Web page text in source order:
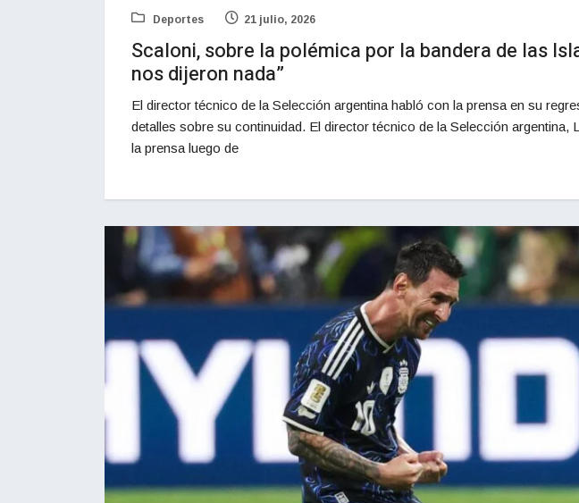
Deportes 21 julio, 2026
Scaloni, sobre la polémica por la bandera de las
nos dijeron nada”
El director técnico de la Selección argentina habló con la prensa en su
detalles sobre su continuidad. El director técnico de la Selección argentina,
la prensa luego de